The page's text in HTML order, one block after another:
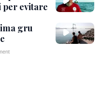
per evitare
gru